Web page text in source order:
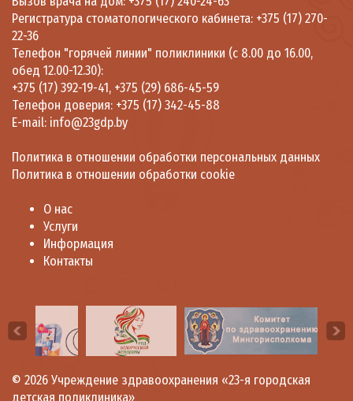
Регистратура стоматологического кабинета: +375 (17) 270-
22-36
Телефон "горячей линии" поликлиники (с 8.00 до 16.00,
обед 12.00-12.30):
+375 (17) 392-19-41, +375 (29) 686-45-59
Телефон доверия: +375 (17) 342-45-88
E-mail: info@23gdp.by
Политика в отношении обработки персональных данных
Политика в отношении обработки cookie
О нас
Услуги
Информация
Контакты
© 2026 Учреждение здравоохранения «23-я городская
детская поликлиника»